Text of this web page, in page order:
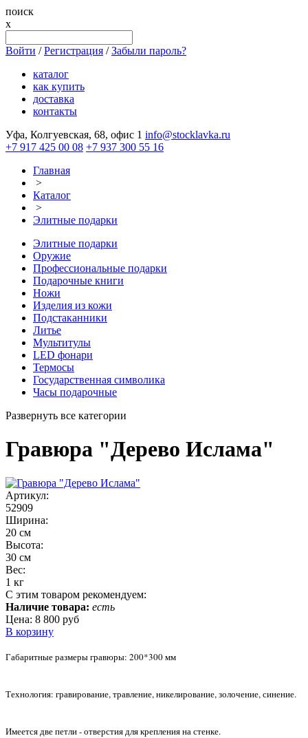
поиск
x
Войти / Регистрация / Забыли пароль?
каталог
как купить
доставка
контакты
Уфа, Колгуевская, 68, офис 1 info@stocklavka.ru
+7 917 425 00 08 +7 937 300 55 16
Главная
>
Каталог
>
Элитные подарки
Элитные подарки
Оружие
Профессиональные подарки
Подарочные книги
Ножи
Изделия из кожи
Подстаканники
Литье
Мультитулы
LED фонари
Термосы
Государственная символика
Часы подарочные
Развернуть все категории
Гравюра "Дерево Ислама"
Артикул:
52909
Ширина:
20 см
Высота:
30 см
Вес:
1 кг
С этим товаром рекомендуем:
Наличие товара: есть
Цена: 8 800 руб
В корзину
Габаритные размеры гравюры: 200*300 мм
Технология: гравирование, травление, никелирование, золочение, синение.
Имеется две петли - отверстия для крепления на стенке.